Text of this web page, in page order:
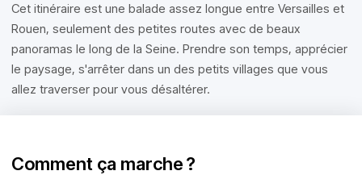
Cet itinéraire est une balade assez longue entre Versailles et
Rouen, seulement des petites routes avec de beaux
panoramas le long de la Seine. Prendre son temps, apprécier
le paysage, s'arrêter dans un des petits villages que vous
allez traverser pour vous désaltérer.
Comment ça marche ?